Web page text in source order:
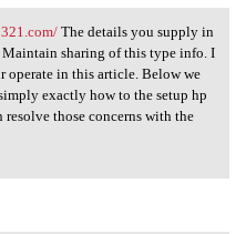
The
The details you supply in
sharing of this type info. I
operate in this article. Below we
exactly how to the setup hp
resolve those concerns with the